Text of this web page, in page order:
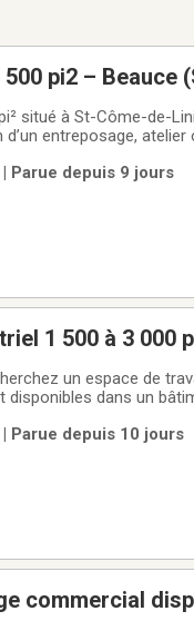
pi2 – Beauce
situé à St-Côme-de-
entreposage,
Parue depuis 9 jours
1 500 à 3 000
un espace de
dans un
Parue depuis 10 jours
commercial